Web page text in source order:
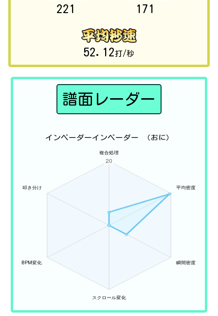
221 171
52.12打/秒
譜面レーダー